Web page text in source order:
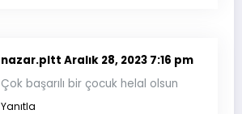
nazar.pltt Aralık 28, 2023 7:16 pm
Çok başarılı bir çocuk helal olsun
Yanıtla